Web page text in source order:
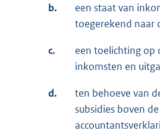
b.
een staat van
toegerekend naar
c.
een toelichting op
inkomsten en
d.
ten behoeve van
subsidies boven